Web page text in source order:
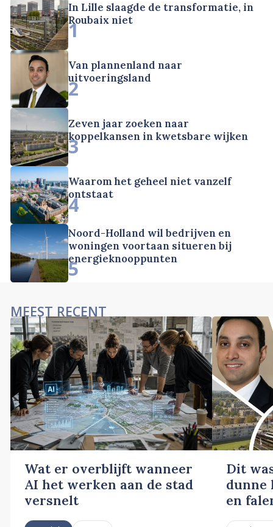
In Lille slaagde de transformatie, in
Roubaix niet
1
Van plannenland naar
uitvoeringsland
2
Zeven jaar zoeken naar
koppelkansen in kwetsbare wijken
3
Waarom het geheel niet vanzelf
ontstaat
4
Noord-Holland wil bedrijven en
woningen voortaan situeren bij
energieknooppunten
5
MEEST RECENT
Wat er overblijft wanneer
AI het werken aan de stad
versnelt
Dit
dunne
en